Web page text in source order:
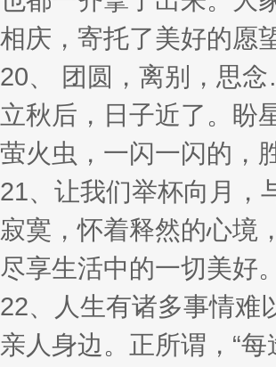
相庆，寄托了美好的愿
20、 团圆，离别，思
立秋后，日子近了。盼
萤火虫，一闪一闪的，
21、让我们举杯向月，
寂寞，怀着释然的心境
尽享生活中的一切美好。
22、人生有诸多事情难
亲人身边。正所谓，“